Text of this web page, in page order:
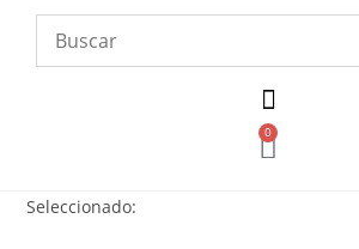
0
Seleccionado: